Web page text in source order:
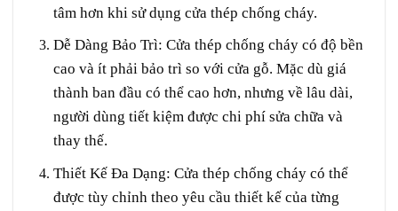
tâm hơn khi sử dụng cửa thép chống cháy.
Dễ Dàng Bảo Trì: Cửa thép chống cháy có độ bền
cao và ít phải bảo trì so với cửa gỗ. Mặc dù giá
thành ban đầu có thể cao hơn, nhưng về lâu dài,
người dùng tiết kiệm được chi phí sửa chữa và
thay thế.
Thiết Kế Đa Dạng: Cửa thép chống cháy có thể
được tùy chỉnh theo yêu cầu thiết kế của từng